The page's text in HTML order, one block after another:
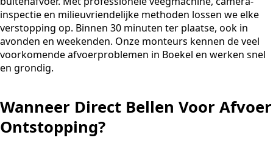
inspectie en milieuvriendelijke methoden lossen we elke
verstopping op. Binnen 30 minuten ter plaatse, ook in
avonden en weekenden. Onze monteurs kennen de veel
voorkomende afvoerproblemen in Boekel en werken snel
en grondig.
Wanneer Direct Bellen Voor Afvoer
Ontstopping?